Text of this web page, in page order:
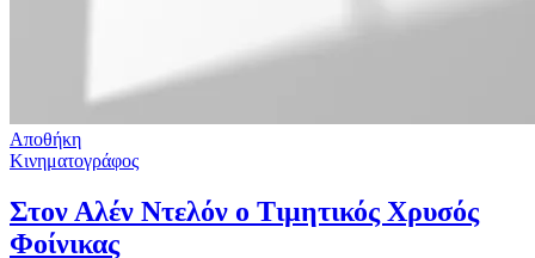
Αποθήκη
Κινηματογράφος
Στον Αλέν Ντελόν ο Τιμητικός Χρυσός
Φοίνικας